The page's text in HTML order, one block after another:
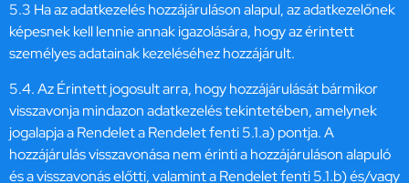
5.3 Ha az adatkezelés hozzájáruláson alapul, az adatkezelőnek
képesnek kell lennie annak igazolására, hogy az érintett
személyes adatainak kezeléséhez hozzájárult.
5.4. Az Érintett jogosult arra, hogy hozzájárulását bármikor
visszavonja mindazon adatkezelés tekintetében, amelynek
jogalapja a Rendelet a Rendelet fenti 5.1.a) pontja. A
hozzájárulás visszavonása nem érinti a hozzájáruláson alapuló
és a visszavonás előtti, valamint a Rendelet fenti 5.1.b) és/vagy